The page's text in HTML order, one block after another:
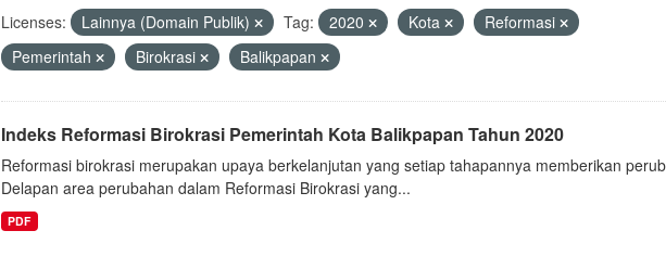
Licenses: Lainnya (Domain Publik) Tag: 2020 Kota
Reformasi
Pemerintah
Birokrasi Balikpapan
Indeks Reformasi Birokrasi Pemerintah Kota Balikpapan Tahun 2020
Reformasi birokrasi merupakan upaya berkelanjutan yang setiap tahapannya memberikan
Delapan area perubahan dalam Reformasi Birokrasi yang...
PDF